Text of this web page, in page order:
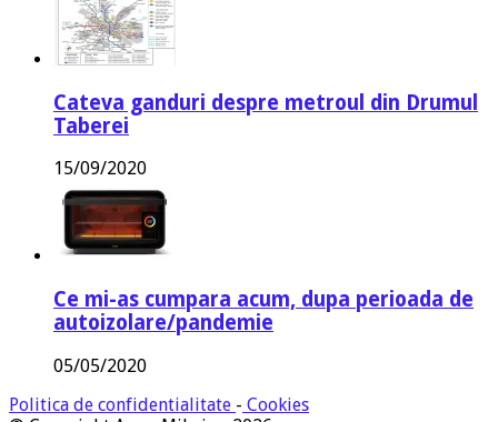
Cateva ganduri despre metroul din Drumul
Taberei
15/09/2020
Ce mi-as cumpara acum, dupa perioada de
autoizolare/pandemie
05/05/2020
Politica de confidentialitate - Cookies